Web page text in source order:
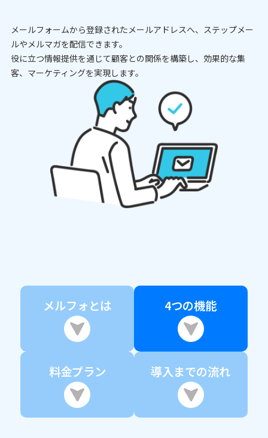
メールフォームから登録されたメールアドレスへ、ステップメー
ルやメルマガを配信できます。
役に立つ情報提供を通じて顧客との関係を構築し、効果的な集
客、マーケティングを実現します。
メルフォとは 4つの機能
料金プラン 導入までの流れ